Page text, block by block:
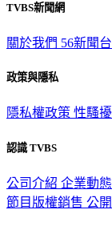
TVBS新聞網
關於我們 56新聞
政策與隱私
隱私權政策 性騷
認識 TVBS
公司介紹 企業動態
節目版權銷售 公